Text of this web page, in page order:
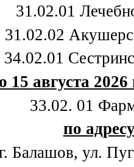
31.02.01
31.02.02
34.02.01
15 августа
33.02. 01
по
Балашов, ул.